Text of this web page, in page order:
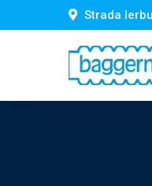
Strada